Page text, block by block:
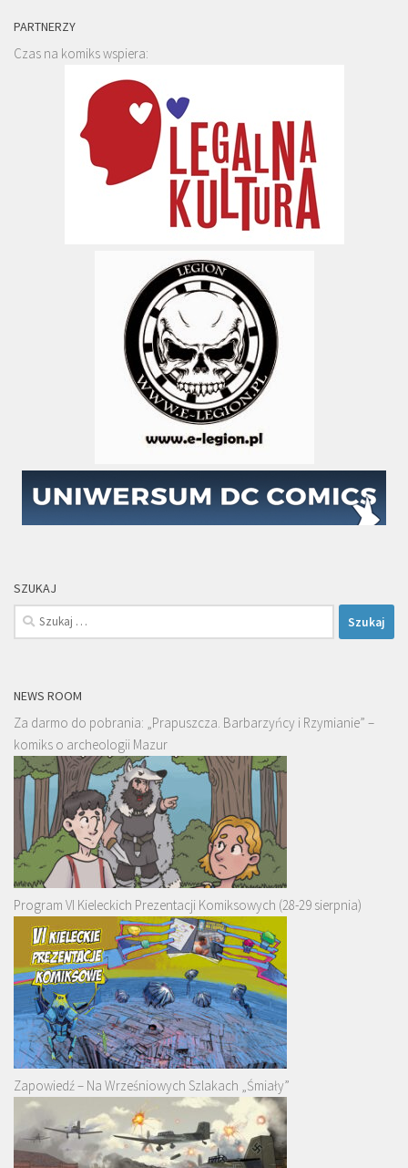
PARTNERZY
Czas na komiks wspiera:
SZUKAJ
Szukaj:
NEWS ROOM
Za darmo do pobrania: „Prapuszcza. Barbarzyńcy i Rzymianie” –
komiks o archeologii Mazur
Program VI Kieleckich Prezentacji Komiksowych (28-29 sierpnia)
Zapowiedź – Na Wrześniowych Szlakach „Śmiały”